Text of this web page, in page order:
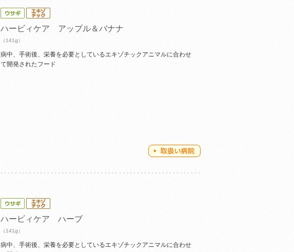
ハービィケア アップル＆バナナ
（141g）
病中、手術後、栄養を必要としているエキゾチックアニマルに合わせ
て開発されたフード
ハービィケア ハーブ
（141g）
病中、手術後、栄養を必要としているエキゾチックアニマルに合わせ